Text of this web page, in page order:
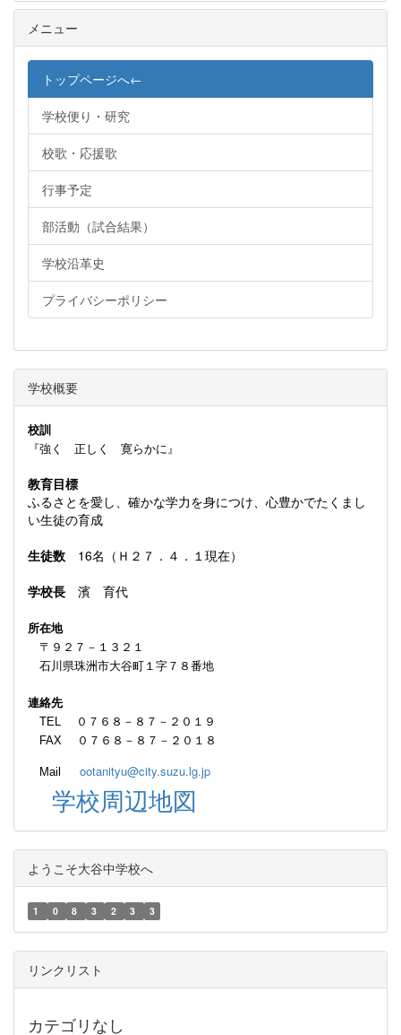
メニュー
トップページへ←
学校便り・研究
校歌・応援歌
行事予定
部活動（試合結果）
学校沿革史
プライバシーポリシー
学校概要
校訓
『強く 正しく 寛らかに』
教育目標
ふるさとを愛し、確かな学力を身につけ、心豊かでたくまし
い生徒の育成
生徒数 16名（Ｈ２７．４．１現在）
学校長 濱 育代
所在地
〒９２７－１３２１
石川県珠洲市大谷町１字７８番地
連絡先
TEL ０７６８－８７－２０１９
FAX ０７６８－８７－２０１８
Mail ootanityu@city.suzu.lg.jp
学校周辺地図
ようこそ大谷中学校へ
1 0 8 3 2 3 3
リンクリスト
カテゴリなし